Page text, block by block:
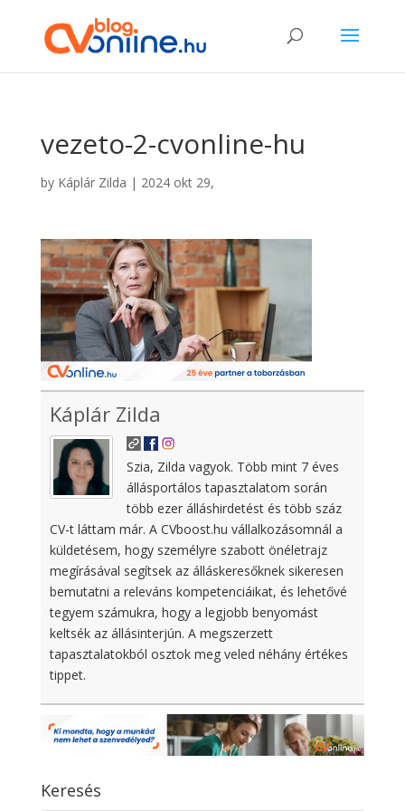
vezeto-2-cvonline-hu
by Káplár Zilda | 2024 okt 29,
Káplár Zilda
Szia, Zilda vagyok. Több mint 7 éves
állásportálos tapasztalatom során
több ezer álláshirdetést és több száz
CV-t láttam már. A CVboost.hu vállalkozásomnál a
küldetésem, hogy személyre szabott önéletrajz
megírásával segítsek az álláskeresőknek sikeresen
bemutatni a releváns kompetenciáikat, és lehetővé
tegyem számukra, hogy a legjobb benyomást
keltsék az állásinterjún. A megszerzett
tapasztalatokból osztok meg veled néhány értékes
tippet.
Keresés